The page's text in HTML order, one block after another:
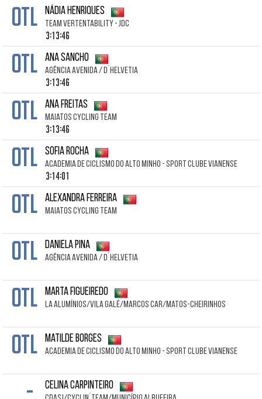
OTL Nádia HENRIQUES
TEAM VERTENTABILITY - JDC
3:13:46
OTL Ana SANCHO
Agência Avenida / D´Helvetia
3:13:46
OTL Ana FREITAS
Maiatos Cycling Team
3:13:46
OTL Sofia ROCHA
Academia de Ciclismo do Alto Minho - Sport Clube Vianense
3:14:01
OTL Alexandra FERREIRA
Maiatos Cycling Team
OTL Daniela PINA
Agência Avenida / D´Helvetia
OTL Marta FIGUEIREDO
LA Alumínios/Vila Galé/Marcos Car/Matos-Cheirinhos
OTL Matilde BORGES
Academia de Ciclismo do Alto Minho - Sport Clube Vianense
- Celina CARPINTEIRO